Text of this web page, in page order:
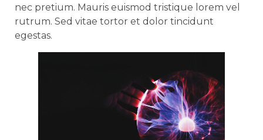
nec pretium. Mauris euismod tristique lorem vel
rutrum. Sed vitae tortor et dolor tincidunt
egestas.